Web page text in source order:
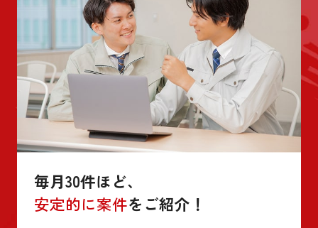
毎月30件ほど、
安定的に案件をご紹介！